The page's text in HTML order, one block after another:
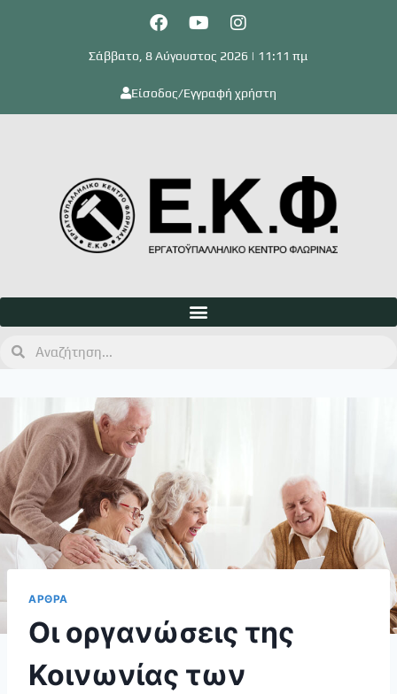
Σάββατο, 8 Αύγουστος 2026 | 11:11 πμ
Είσοδος/Εγγραφή χρήστη
ΑΡΘΡΑ
Οι οργανώσεις της
Κοινωνίας των